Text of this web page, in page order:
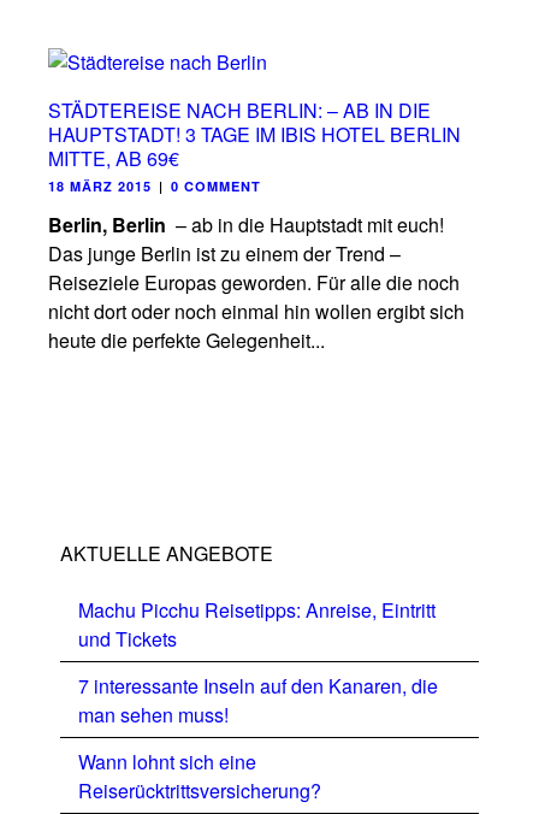
STÄDTEREISE NACH BERLIN: – AB IN DIE
HAUPTSTADT! 3 TAGE IM IBIS HOTEL BERLIN
MITTE, AB 69€
18 MÄRZ 2015 | 0 COMMENT
Berlin, Berlin – ab in die Hauptstadt mit euch!
Das junge Berlin ist zu einem der Trend –
Reiseziele Europas geworden. Für alle die noch
nicht dort oder noch einmal hin wollen ergibt sich
heute die perfekte Gelegenheit...
AKTUELLE ANGEBOTE
Machu Picchu Reisetipps: Anreise, Eintritt
und Tickets
7 interessante Inseln auf den Kanaren, die
man sehen muss!
Wann lohnt sich eine
Reiserücktrittsversicherung?